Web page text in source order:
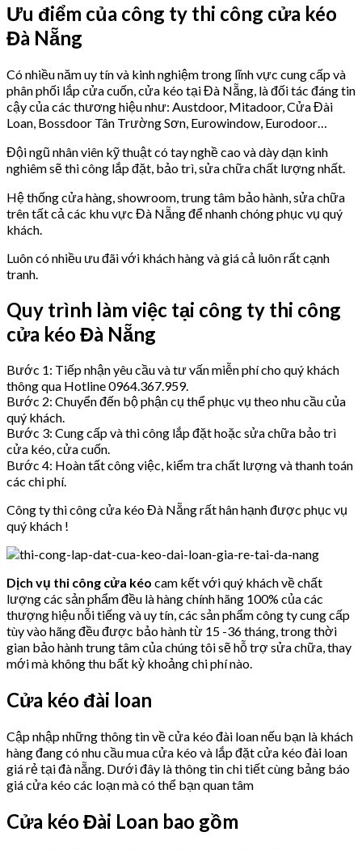
Ưu điểm của công ty thi công cửa kéo
Đà Nẵng
Có nhiều năm uy tín và kinh nghiệm trong lĩnh vực cung cấp và
phân phối lắp cửa cuốn, cửa kéo tại Đà Nẵng, là đối tác đáng tin
cậy của các thương hiệu như: Austdoor, Mitadoor, Cửa Đài
Loan, Bossdoor Tân Trường Sơn, Eurowindow, Eurodoor…
Đội ngũ nhân viên kỹ thuật có tay nghề cao và dày dạn kinh
nghiêm sẽ thi công lắp đặt, bảo trì, sửa chữa chất lượng nhất.
Hệ thống cửa hàng, showroom, trung tâm bảo hành, sửa chữa
trên tất cả các khu vực Đà Nẵng để nhanh chóng phục vụ quý
khách.
Luôn có nhiều ưu đãi với khách hàng và giá cả luôn rất cạnh
tranh.
Quy trình làm việc tại công ty thi công
cửa kéo Đà Nẵng
Bước 1: Tiếp nhận yêu cầu và tư vấn miễn phí cho quý khách
thông qua Hotline 0964.367.959.
Bước 2: Chuyển đến bộ phận cụ thể phục vụ theo nhu cầu của
quý khách.
Bước 3: Cung cấp và thi công lắp đặt hoặc sửa chữa bảo trì
cửa kéo, cửa cuốn.
Bước 4: Hoàn tất công việc, kiểm tra chất lượng và thanh toán
các chi phí.
Công ty thi công cửa kéo Đà Nẵng rất hân hạnh được phục vụ
quý khách !
Dịch vụ thi công cửa kéo cam kết với quý khách về chất
lượng các sản phẩm đều là hàng chính hãng 100% của các
thượng hiệu nỗi tiếng và uy tín, các sản phẩm công ty cung cấp
tùy vào hãng đều được bảo hành từ 15 -36 tháng, trong thời
gian bảo hành trung tâm của chúng tôi sẽ hỗ trợ sửa chữa, thay
mới mà không thu bất kỳ khoảng chi phí nào.
Cửa kéo đài loan
Cập nhập những thông tin về cửa kéo đài loan nếu bạn là khách
hàng đang có nhu cầu mua cửa kéo và lắp đặt cửa kéo đài loan
giá rẻ tại đà nẵng. Dưới đây là thông tin chi tiết cùng bảng báo
giá cửa kéo các loạn mà có thể bạn quan tâm
Cửa kéo Đài Loan bao gồm